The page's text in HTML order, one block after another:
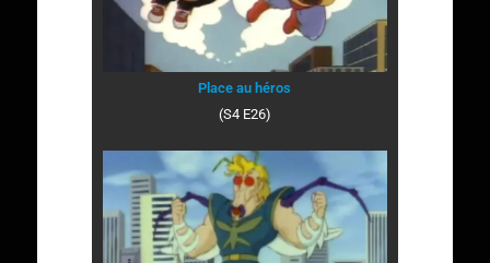
Place au héros
(S4 E26)